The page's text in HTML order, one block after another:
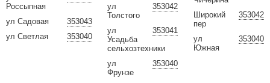
Россыпная
353043
ул Садовая
353040
ул Светлая
353042
ул
Толстого
353041
ул
Усадьба
сельхозтехники
353040
ул
Фрунзе
353042
Широкий
пер
353040
ул
Южная